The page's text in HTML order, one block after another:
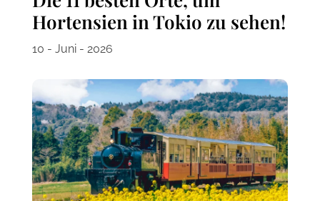
Hortensien in Tokio zu sehen!
10 - Juni - 2026